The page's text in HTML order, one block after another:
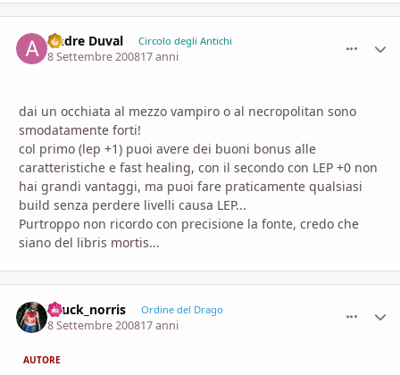
Andre Duval Circolo degli Antichi
8 Settembre 200817 anni
dai un occhiata al mezzo vampiro o al necropolitan sono
smodatamente forti!
col primo (lep +1) puoi avere dei buoni bonus alle
caratteristiche e fast healing, con il secondo con LEP +0 non
hai grandi vantaggi, ma puoi fare praticamente qualsiasi
build senza perdere livelli causa LEP...
Purtroppo non ricordo con precisione la fonte, credo che
siano del libris mortis...
chuck_norris Ordine del Drago
8 Settembre 200817 anni
AUTORE